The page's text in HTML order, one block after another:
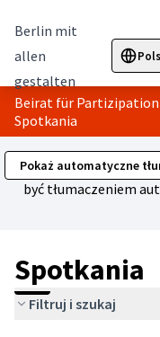
Berlin mit
allen
gestalten
Beirat für
Spotkania
Pokaż automatyczne
być tłumaczeniem
Spotkania
Filtruj i szukaj